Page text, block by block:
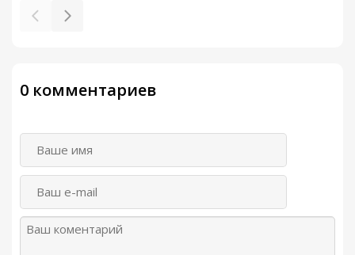
0 комментариев